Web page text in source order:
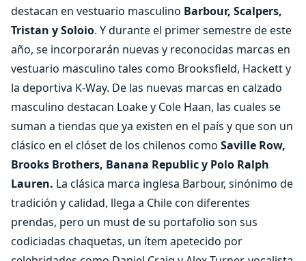
destacan en vestuario masculino Barbour, Scalpers,
Tristan y Soloio. Y durante el primer semestre de este
año, se incorporarán nuevas y reconocidas marcas en
vestuario masculino tales como Brooksfield, Hackett y
la deportiva K-Way. De las nuevas marcas en calzado
masculino destacan Loake y Cole Haan, las cuales se
suman a tiendas que ya existen en el país y que son un
clásico en el clóset de los chilenos como Saville Row,
Brooks Brothers, Banana Republic y Polo Ralph
Lauren. La clásica marca inglesa Barbour, sinónimo de
tradición y calidad, llega a Chile con diferentes
prendas, pero un must de su portafolio son sus
codiciadas chaquetas, un ítem apetecido por